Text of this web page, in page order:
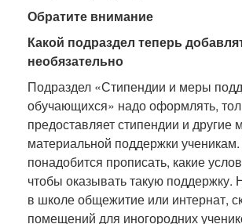
Обратите внимание
Какой подраздел теперь
необязательно
Подраздел «Стипендии и меры
обучающихся» надо оформлять,
предоставляет стипендии и другие
материальной поддержки
понадобится прописать, какие
чтобы оказывать такую поддержку.
в школе общежитие или интернат,
помещений для иногородних